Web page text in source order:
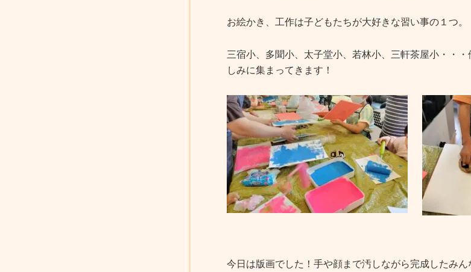
お絵かき、工作は子どもたちが大好きな習い事の１つ。
三宿小、多聞小、太子堂小、若林小、三軒茶屋小・・
しみに集まってきます！
今日は版画でした！手や顔まで汚しながら完成したみん